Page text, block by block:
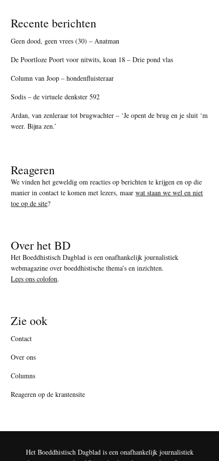
Recente berichten
Geen dood, geen vrees (30) – Anatman
De Poortloze Poort voor nitwits, koan 18 – Drie pond vlas
Column van Joop – hondenfluisteraar
Sodis – de virtuele denkster 592
Ardan, van zenleraar tot brugwachter – ‘Je opent de brug en je sluit ‘m
weer. Bijna zen.’
Reageren
We vinden het geweldig om reacties op berichten te krijgen en op die
manier in contact te komen met lezers, maarwat staan we wel en niet
toe op de site?
Over het BD
Het Boeddhistisch Dagblad is een onafhankelijk journalistiek
webmagazine over boeddhistische thema’s en inzichten.
Lees ons colofon.
Zie ook
Contact
Over ons
Columns
Reageren op de krantensite
Het Boeddhistisch Dagblad is een onafhankelijk journalistiek